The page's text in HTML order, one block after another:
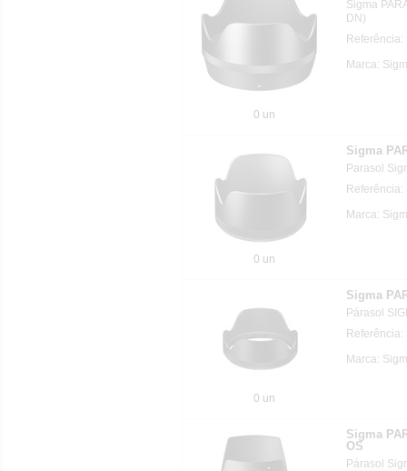
0 un
Sigma
DN)
Marca:
0 un
Sigma
Parasol
Referência:
Marca:
0 un
Sigma
Párasol
Referência:
Marca:
Sigma
OS
Párasol